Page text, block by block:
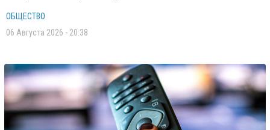
ОБЩЕСТВО
06 Августа 2026 - 20:38